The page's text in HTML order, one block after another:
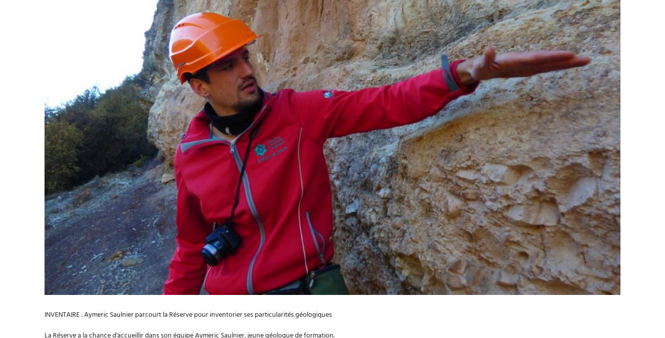
INVENTAIRE : Aymeric Saulnier parcourt la Réserve pour inventorier ses particularités géologiques
La Réserve a la chance d'accueillir dans son équipe Aymeric Saulnier, jeune géologue de formation.